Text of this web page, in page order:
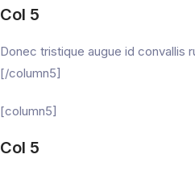
Col 5
Donec tristique augue id convallis
[/column5]
[column5]
Col 5